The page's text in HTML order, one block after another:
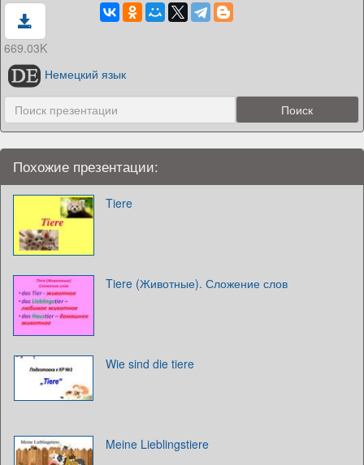
669.03K
Немецкий язык
Похожие презентации:
Tiere
Tiere (Животные). Сложение слов
Wie sind die tiere
Meine Lieblingstiere